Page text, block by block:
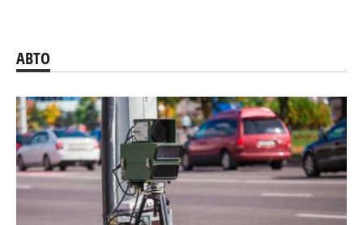
АВТО